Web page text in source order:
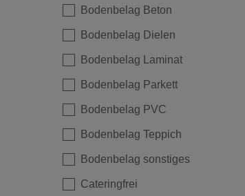
Bodenbelag Beton
Bodenbelag Dielen
Bodenbelag Laminat
Bodenbelag Parkett
Bodenbelag PVC
Bodenbelag Teppich
Bodenbelag sonstiges
Cateringfrei